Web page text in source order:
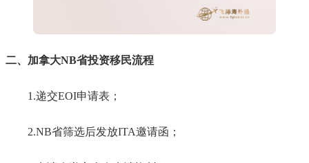
二、加拿大NB省投资移民流程
1.递交EOI申请表；
2.NB省筛选后发放ITA邀请函；